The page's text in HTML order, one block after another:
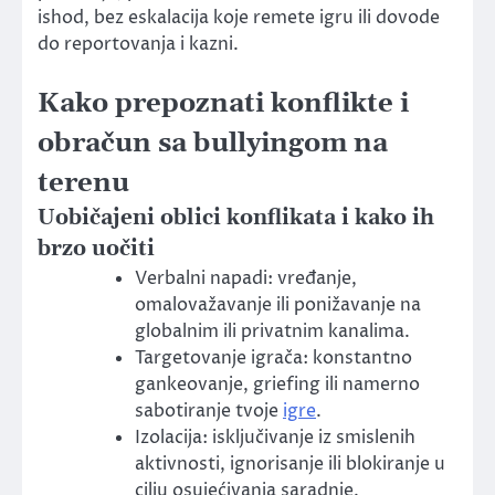
ishod, bez eskalacija koje remete igru ili dovode
do reportovanja i kazni.
Kako prepoznati konflikte i
obračun sa bullyingom na
terenu
Uobičajeni oblici konflikata i kako ih
brzo uočiti
Verbalni napadi: vređanje,
omalovažavanje ili ponižavanje na
globalnim ili privatnim kanalima.
Targetovanje igrača: konstantno
gankeovanje, griefing ili namerno
sabotiranje tvoje igre.
Izolacija: isključivanje iz smislenih
aktivnosti, ignorisanje ili blokiranje u